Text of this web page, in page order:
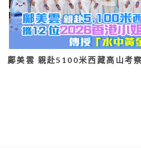
鄺美雲 親赴5100米西藏高山考